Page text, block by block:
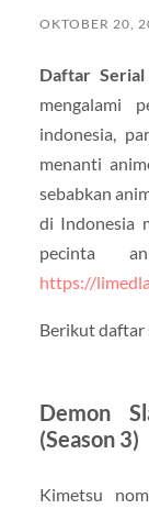
OKTOBER 20,
Daftar
mengalami
indonesia,
menanti
sebabkan
di Indonesia
pecinta
https://
Berikut daftar
Demon
(Season 3)
Kimetsu